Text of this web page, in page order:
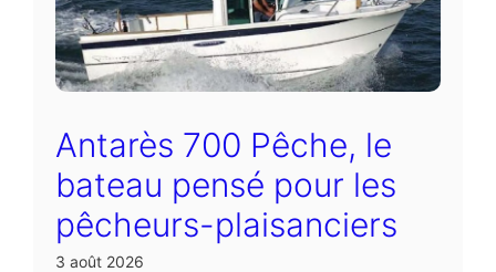
Antarès 700 Pêche, le
bateau pensé pour les
pêcheurs-plaisanciers
3 août 2026